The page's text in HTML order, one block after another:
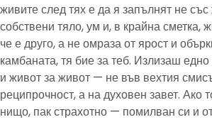
живите след тях е да я запълнят не
собствени тяло, ум и, в крайна сметка,
че е друго, а не омраза от ярост и
камбаната, тя бие за теб. Излизаш
и живот за живот — не във вехтия
реципрочност, а на духовен завет. Ако
нищо, пак страхотно — помилван си и